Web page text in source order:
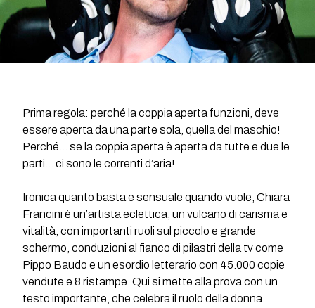
Prima regola: perché la coppia aperta funzioni, deve
essere aperta da una parte sola, quella del maschio!
Perché… se la coppia aperta è aperta da tutte e due le
parti… ci sono le correnti d’aria!
Ironica quanto basta e sensuale quando vuole, Chiara
Francini è un’artista eclettica, un vulcano di carisma e
vitalità, con importanti ruoli sul piccolo e grande
schermo, conduzioni al fianco di pilastri della tv come
Pippo Baudo e un esordio letterario con 45.000 copie
vendute e 8 ristampe. Qui si mette alla prova con un
testo importante, che celebra il ruolo della donna